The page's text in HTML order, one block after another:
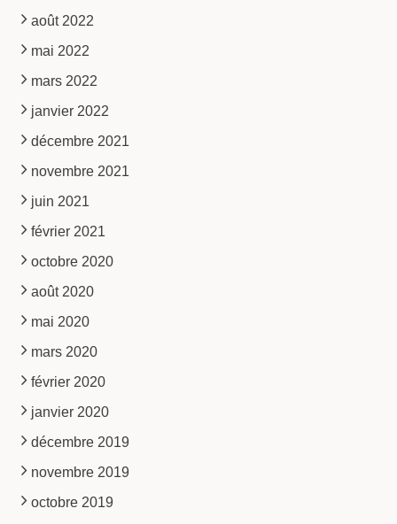
août 2022
mai 2022
mars 2022
janvier 2022
décembre 2021
novembre 2021
juin 2021
février 2021
octobre 2020
août 2020
mai 2020
mars 2020
février 2020
janvier 2020
décembre 2019
novembre 2019
octobre 2019